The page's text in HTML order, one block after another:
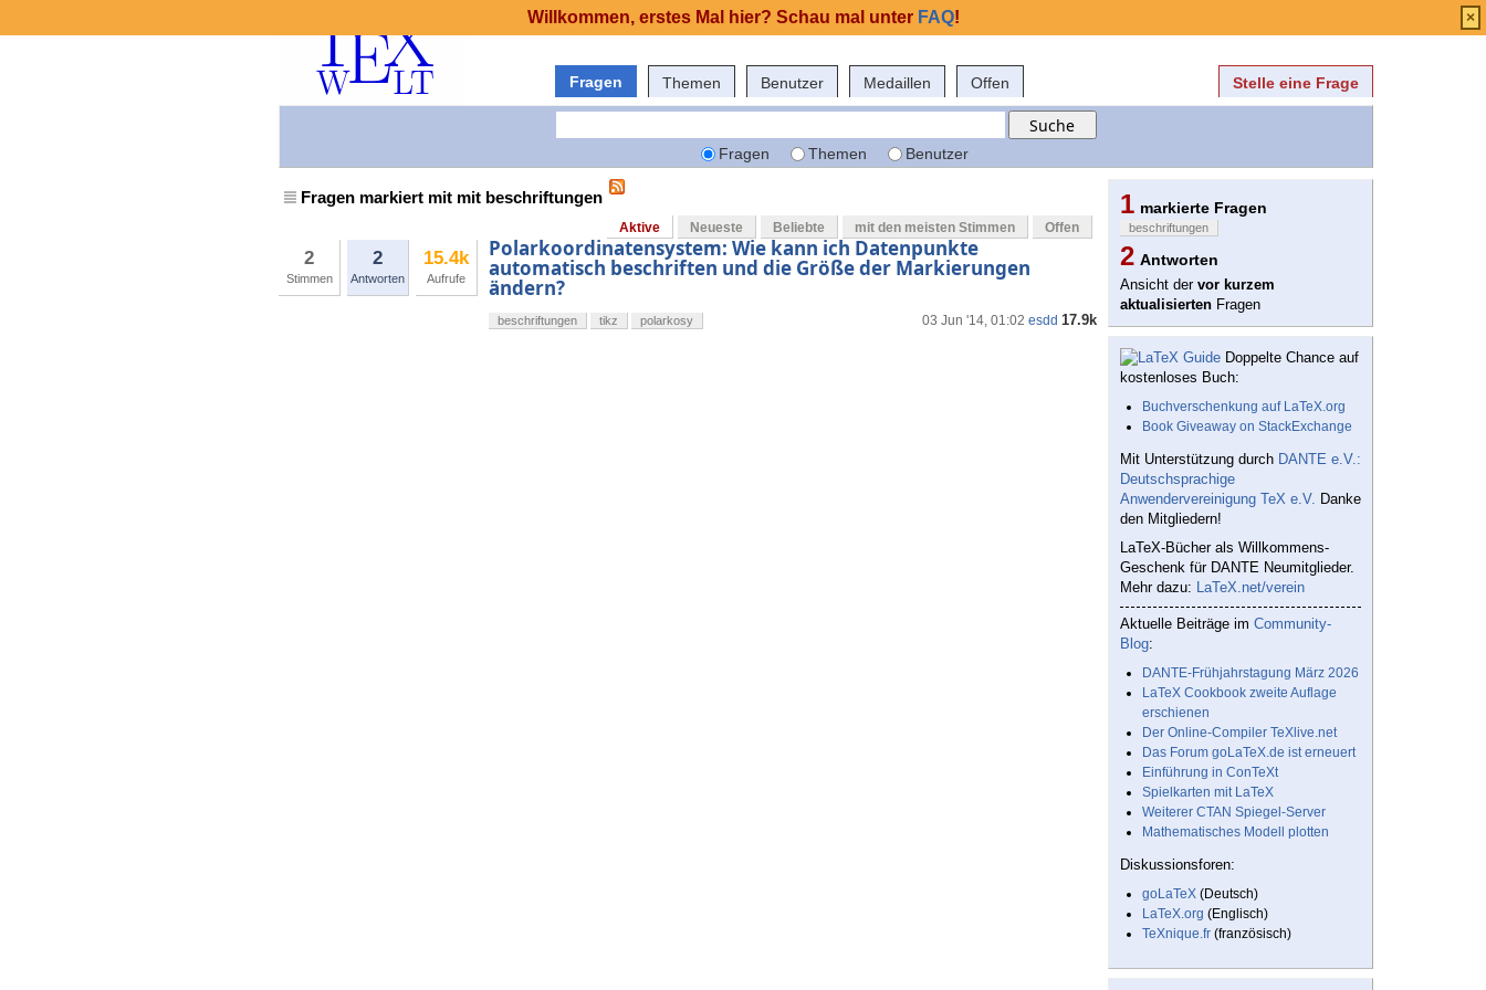
Fragen Themen Benutzer Medaillen Offen Stelle eine Frage
Fragen Themen Benutzer
Fragen markiert mit mit beschriftungen
Aktive Neueste Beliebte mit den meisten Stimmen Offen
2
Stimmen
2
Antworten
15.4k
Aufrufe
Polarkoordinatensystem: Wie kann ich Datenpunkte
automatisch beschriften und die Größe der Markierungen
ändern?
03 Jun '14, 01:02 esdd 17.9k
beschriftungen tikz polarkosy
1 markierte Fragen
beschriftungen
2 Antworten
Ansicht der vor kurzem
aktualisierten Fragen
Doppelte Chance auf
kostenloses Buch:
Buchverschenkung auf LaTeX.org
Book Giveaway on StackExchange
Mit Unterstützung durch DANTE e.V.:
Deutschsprachige
Anwendervereinigung TeX e.V. Danke
den Mitgliedern!
LaTeX-Bücher als Willkommens-
Geschenk für DANTE Neumitglieder.
Mehr dazu: LaTeX.net/verein
Aktuelle Beiträge im Community-
Blog:
DANTE-Frühjahrstagung März 2026
LaTeX Cookbook zweite Auflage
erschienen
Der Online-Compiler TeXlive.net
Das Forum goLaTeX.de ist erneuert
Einführung in ConTeXt
Spielkarten mit LaTeX
Weiterer CTAN Spiegel-Server
Mathematisches Modell plotten
Diskussionsforen:
goLaTeX (Deutsch)
LaTeX.org (Englisch)
TeXnique.fr (französisch)
Willkommen, erstes Mal hier? Schau mal unter FAQ! ×